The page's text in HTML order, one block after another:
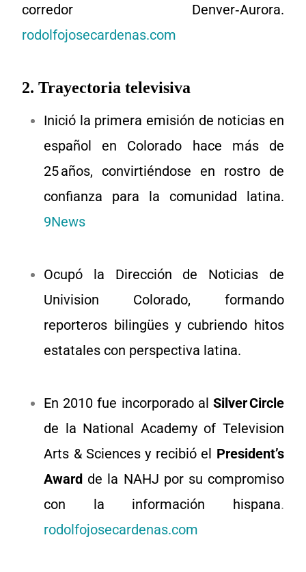
corredor Denver‑Aurora.
rodolfojosecardenas.com
2.Trayectoria televisiva
Inició la primera emisión de noticias en
español en Colorado hace más de
25 años, convirtiéndose en rostro de
confianza para la comunidad latina.
9News
Ocupó la Dirección de Noticias de
Univision Colorado, formando
reporteros bilingües y cubriendo hitos
estatales con perspectiva latina.
En 2010 fue incorporado al Silver Circle
de la National Academy of Television
Arts & Sciences y recibió el President’s
Award de la NAHJ por su compromiso
con la información hispana.
rodolfojosecardenas.com